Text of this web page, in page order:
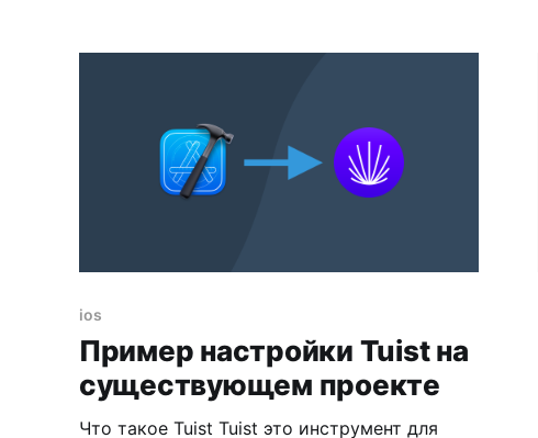
ios
Пример настройки Tuist на
существующем проекте
Что такое Tuist Tuist это инструмент для